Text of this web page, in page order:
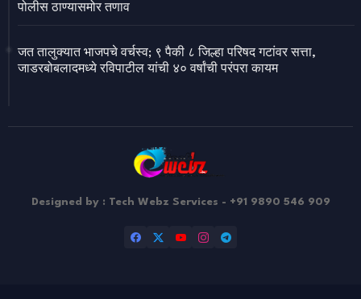
पोलीस ठाण्यासमोर तणाव
जत तालुक्यात भाजपचे वर्चस्व; ९ पैकी ८ जिल्हा परिषद गटांवर सत्ता,
जाडरबोबलादमध्ये रविपाटील यांची ४० वर्षांची परंपरा कायम
Designed by : Tech Webz Services - +91 9890 546 909